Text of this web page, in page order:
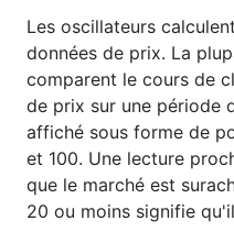
Les oscillateurs
données de prix. La
comparent le cours de
de prix sur une période
affiché sous forme de
et 100. Une lecture
que le marché est
20 ou moins signifie